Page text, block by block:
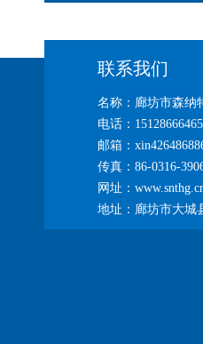
联系我们
名称：廊坊市森纳
电话：15128666465
邮箱：
传真：86-0316-
网址：
地址：廊坊市大城